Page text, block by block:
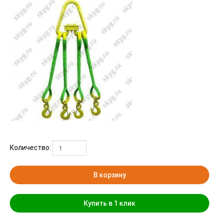
Количество:
В корзину
Купить в 1 клик